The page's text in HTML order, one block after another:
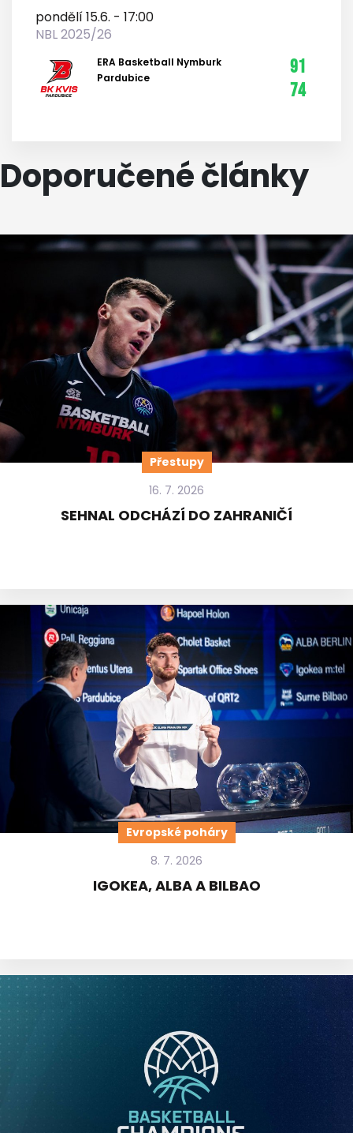
pondělí 15.6. - 17:00
NBL 2025/26
ERA Basketball Nymburk
Pardubice
91
74
Doporučené články
Přestupy
16. 7. 2026
SEHNAL ODCHÁZÍ DO ZAHRANIČÍ
Evropské poháry
8. 7. 2026
IGOKEA, ALBA A BILBAO